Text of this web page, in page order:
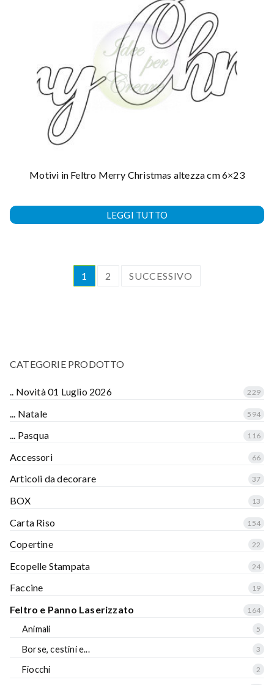
Motivi in Feltro Merry Christmas altezza cm 6×23
LEGGI TUTTO
1 2 SUCCESSIVO
CATEGORIE PRODOTTO
.. Novità 01 Luglio 2026 229
... Natale 594
... Pasqua 116
Accessori 66
Articoli da decorare 37
BOX 13
Carta Riso 154
Copertine 22
Ecopelle Stampata 24
Faccine 19
Feltro e Panno Laserizzato 164
Animali 5
Borse, cestini e... 3
Fiocchi 2